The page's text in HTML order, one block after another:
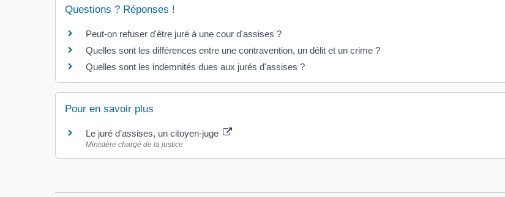
Questions ? Réponses !
Peut-on refuser d'être juré à une cour d'assises ?
Quelles sont les différences entre une contravention, un délit et un crime ?
Quelles sont les indemnités dues aux jurés d'assises ?
Pour en savoir plus
Le juré d’assises, un citoyen-juge
Ministère chargé de la justice